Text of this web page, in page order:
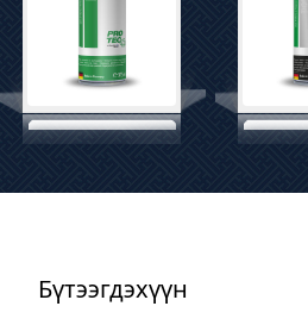
Бүтээгдэхүүн